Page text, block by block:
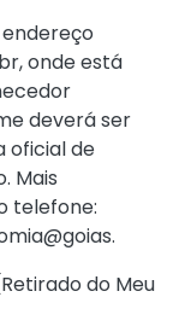
, onde está
deverá ser
oficial de
Mais
telefone:
.
Retirado do Meu